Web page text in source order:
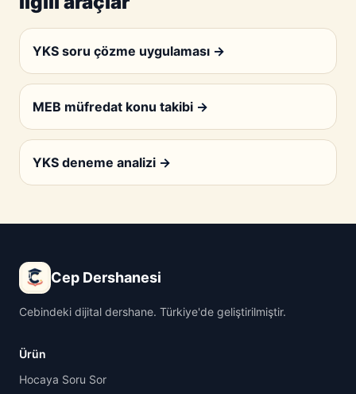
YKS soru çözme uygulaması →
MEB müfredat konu takibi →
YKS deneme analizi →
Cep Dershanesi
Cebindeki dijital dershane. Türkiye'de geliştirilmiştir.
Ürün
Hocaya Soru Sor